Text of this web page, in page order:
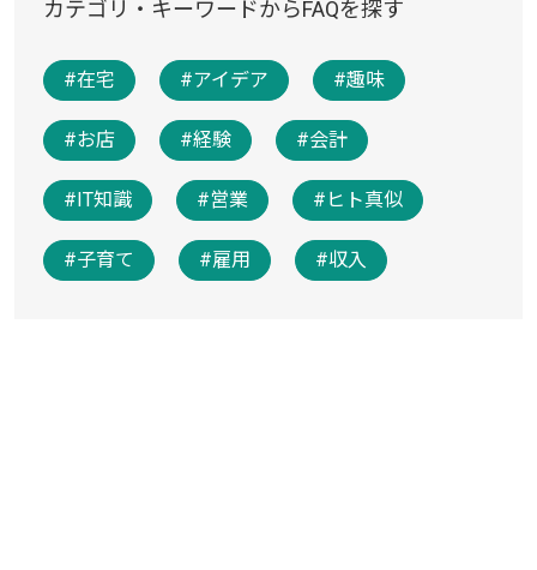
カテゴリ・キーワードからFAQを探す
#在宅 #アイデア #趣味
#お店 #経験 #会計
#IT知識 #営業 #ヒト真似
#子育て #雇用 #収入